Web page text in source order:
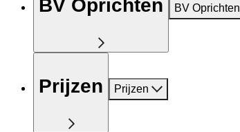
BV Oprichten BV Oprichten
Prijzen Prijzen